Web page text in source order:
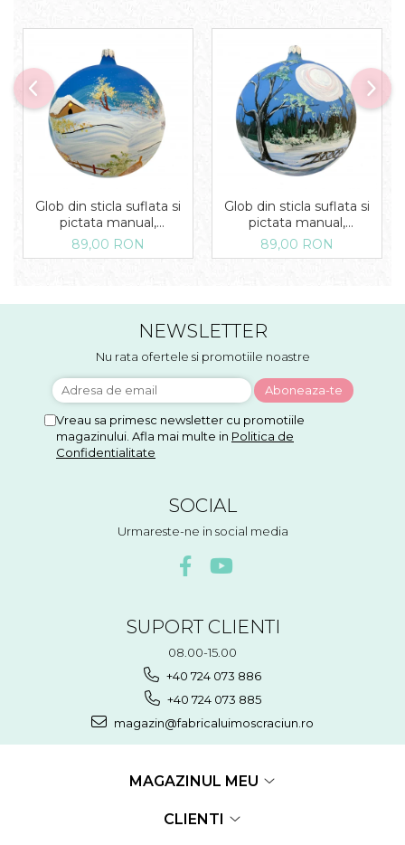
Glob din sticla suflata si
pictata manual,
Argcoms, Fabrica lui Mos
Craciun, Iarna pe ulita,
89,00 RON
Glob din sticla suflata si
pictata manual,
Argcoms, Fabrica lui Mos
Craciun, Peisaj de iarna in
89,00 RON
NEWSLETTER
Nu rata ofertele si promotiile noastre
Vreau sa primesc newsletter cu promotiile
magazinului. Afla mai multe in Politica de
Confidentialitate
SOCIAL
Urmareste-ne in social media
SUPORT CLIENTI
08.00-15.00
+40 724 073 886
+40 724 073 885
magazin@fabricaluimoscraciun.ro
MAGAZINUL MEU
CLIENTI